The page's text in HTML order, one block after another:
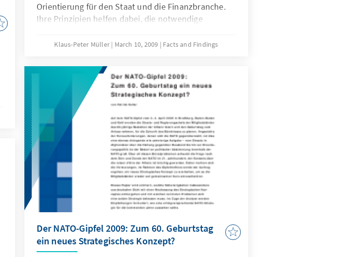
Orientierung für den Staat und die Finanzbranche.
Ihre Prinzipien helfen dabei, die notwendige
dass die Schaffung eines neuen Finanzsystems
wesentlich stabiler ist als das alte, wie der Präsident
des Bundesverbandes deutscher Banken in seinem
Beitrag betont.
Klaus-Peter Müller March 10, 2009 Facts and Findings
Der NATO-Gipfel 2009: Zum 60. Geburtstag
ein neues Strategisches Konzept?